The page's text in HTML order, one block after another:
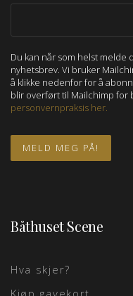
Du kan når som helst melde
nyhetsbrev. Vi bruker
å klikke nedenfor for å
blir overført til Mailchimp for
personvernpraksis her.
Båthuset Scene
Hva skjer?